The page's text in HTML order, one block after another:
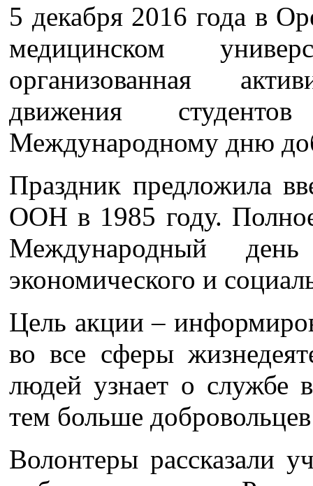
5 декабря 2016 года в
медицинском
организованная
движения
Международному дню
Праздник предложила
ООН в 1985 году. Полное
Международный
экономического и
Цель акции –
во все сферы
людей узнает о службе
тем больше
Волонтеры рассказали